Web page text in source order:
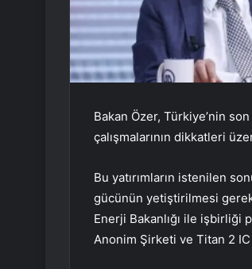
Bakan Özer, Türkiye’nin
çalışmalarının dikkatleri
Bu yatırımların istenilen
gücünün yetiştirilmesi
Enerji Bakanlığı ile işbirliği
Anonim Şirketi ve Titan 2 IC